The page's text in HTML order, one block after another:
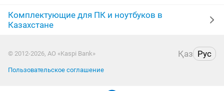
Комплектующие для ПК и ноутбуков в
Казахстане
© 2012-2026, АО «Kaspi Bank» Қаз Рус
Пользовательское соглашение